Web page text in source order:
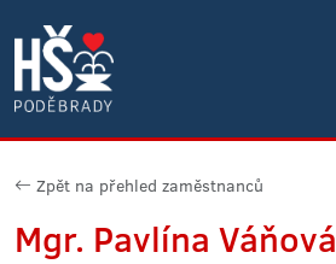
Zpět na přehled zaměstnanců
Mgr. Pavlína Váňová